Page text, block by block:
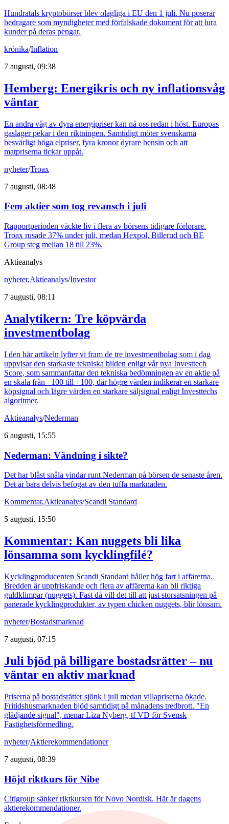
Hundratals kryptobörser blev olagliga i EU den 1 juli. Nu poserar
bedragare som myndigheter med förfalskade dokument för att lura
kunder på deras pengar.
krönika/Inflation
7 augusti, 09:38
Hemberg: Energikris och ny inflationsvåg
väntar
En andra våg av dyra energipriser kan nå oss redan i höst. Europas
gaslager pekar i den riktningen. Samtidigt möter svenskarna
besvärligt höga elpriser, fyra kronor dyrare bensin och att
matpriserna tickar uppåt.
nyheter/Troax
7 augusti, 08:48
Fem aktier som tog revansch i juli
Rapportperioden väckte liv i flera av börsens tidigare förlorare.
Troax rusade 37% under juli, medan Hexpol, Billerud och BE
Group steg mellan 18 till 23%.
Aktieanalys
nyheter,Aktieanalys/Investor
7 augusti, 08:11
Analytikern: Tre köpvärda
investmentbolag
I den här artikeln lyfter vi fram de tre investmentbolag som i dag
uppvisar den starkaste tekniska bilden enligt vår nya Investtech
Score, som sammanfattar den tekniska bedömningen av en aktie på
en skala från –100 till +100, där högre värden indikerar en starkare
köpsignal och lägre värden en starkare säljsignal enligt Investtechs
algoritmer.
Aktieanalys/Nederman
6 augusti, 15:55
Nederman: Vändning i sikte?
Det har blåst snåla vindar runt Nederman på börsen de senaste åren.
Det är bara delvis befogat av den tuffa marknaden.
Kommentar,Aktieanalys/Scandi Standard
5 augusti, 15:50
Kommentar: Kan nuggets bli lika
lönsamma som kycklingfilé?
Kycklingproducenten Scandi Standard håller hög fart i affärerna.
Bredden är uppfriskande och flera av affärerna kan bli riktiga
guldklimpar (nuggets). Fast då vill det till att just storsatsningen på
panerade kycklingprodukter, av typen chicken nuggets, blir lönsam.
nyheter/Bostadsmarknad
7 augusti, 07:15
Juli bjöd på billigare bostadsrätter – nu
väntar en aktiv marknad
Priserna på bostadsrätter sjönk i juli medan villapriserna ökade.
Fritidshusmarknaden bjöd samtidigt på månadens tredbrott. "En
glädjande signal", menar Liza Nyberg, tf VD för Svensk
Fastighetsförmedling.
nyheter/Aktierekommendationer
7 augusti, 08:39
Höjd riktkurs för Nibe
Citigroup sänker riktkursen för Novo Nordisk. Här är dagens
aktierekommendationer.